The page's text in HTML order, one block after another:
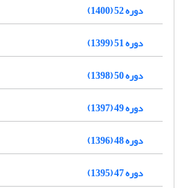
دوره 52 (1400)
دوره 51 (1399)
دوره 50 (1398)
دوره 49 (1397)
دوره 48 (1396)
دوره 47 (1395)